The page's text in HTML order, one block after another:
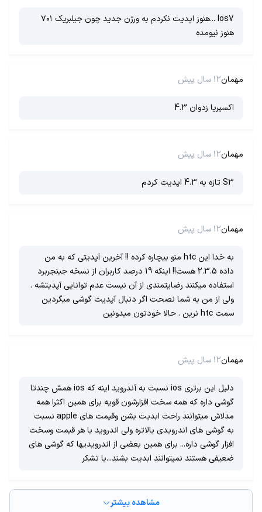
Ios7 ...هنوز اپدیت نکردم به ورژن جدید چون جیلبریک ۷۰۱
هنوز نیومده
مهمان12 سال پیش
اکسپریا زدوان 4.3
مهمان12 سال پیش
S3 تازه به 4.3 اپدیت کردم
مهمان12 سال پیش
به خدا این htc منو بیچاره کرده !! آخرین آپدیتی که به من
داده 2.3.5 هست!! اینکه 19 درصد کاربران از نسخه جینجربرد
استفاده میکنند رضایتمندی از آن نیست عدم توانایی آپدیتشه .
ولی از من به شما نصحت اگر دنبال آپدیت گوشی میگردین
سمت htc نرین . حالا خودتون میدونین
مهمان12 سال پیش
دلیل این برتری ios نسبت به آندروید اینه که ios همش چندتا
گوشی داره که همه سخت افزارشون قویه برای همین اکثرا همه
مدلاش میتوانند راحت ابدیت بشن وقیمت های apple نسبت
به گوشی های اندرویدی بالاتره ولی اندروید با هر قیمت وسخت
افزار گوشی داره... برای همین بعضی از اندرویدیها که گوشی های
ضعیفی هستند نمیتوانند ابدیت بشند...با تشکر
مشاهده بیشتر